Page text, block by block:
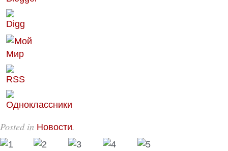
Posted in Новости.